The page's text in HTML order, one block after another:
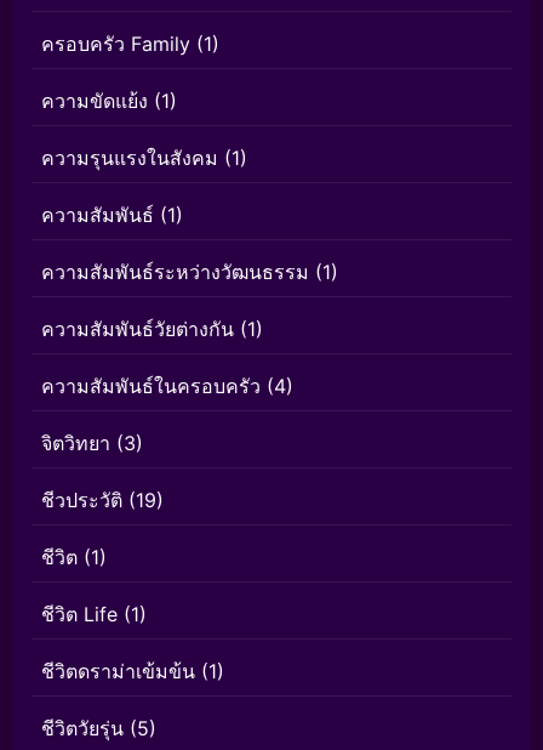
ครอบครัว Family (1)
ความขัดแย้ง (1)
ความรุนแรงในสังคม (1)
ความสัมพันธ์ (1)
ความสัมพันธ์ระหว่างวัฒนธรรม (1)
ความสัมพันธ์วัยต่างกัน (1)
ความสัมพันธ์ในครอบครัว (4)
จิตวิทยา (3)
ชีวประวัติ (19)
ชีวิต (1)
ชีวิต Life (1)
ชีวิตดราม่าเข้มข้น (1)
ชีวิตวัยรุ่น (5)